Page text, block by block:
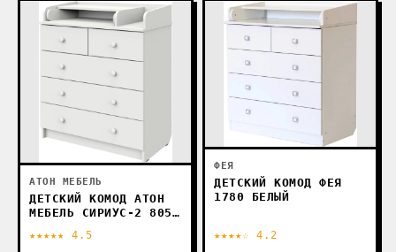
АТОН МЕБЕЛЬ
ДЕТСКИЙ КОМОД АТОН
МЕБЕЛЬ СИРИУС-2 805
★★★★★ 4.5
ФЕЯ
ДЕТСКИЙ КОМОД ФЕЯ
1780 БЕЛЫЙ
★★★★☆ 4.2